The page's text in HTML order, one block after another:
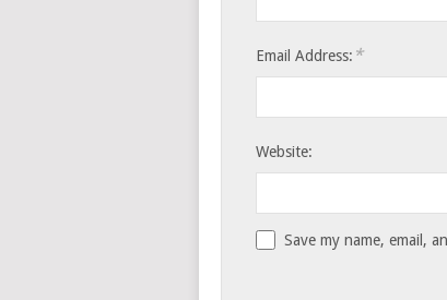
Email Address: *
Website:
Save my name, email,